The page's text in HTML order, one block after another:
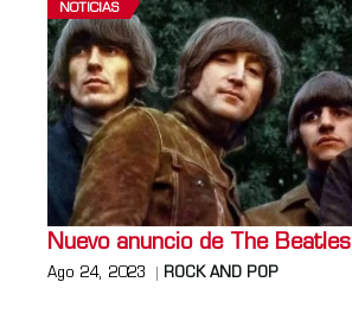
NOTICIAS
Nuevo anuncio de The Beatles
Ago 24, 2023 ROCK AND POP